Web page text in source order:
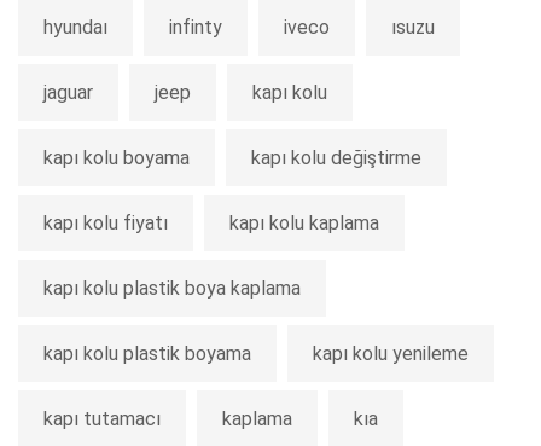
hyundaı infinty iveco ısuzu
jaguar jeep kapı kolu
kapı kolu boyama kapı kolu değiştirme
kapı kolu fiyatı kapı kolu kaplama
kapı kolu plastik boya kaplama
kapı kolu plastik boyama kapı kolu yenileme
kapı tutamacı kaplama kıa